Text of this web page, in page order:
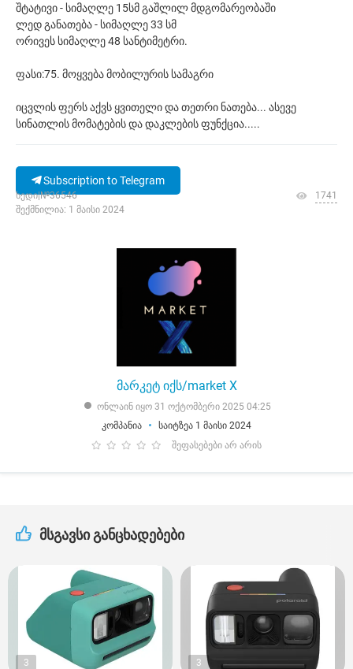
შტატივი - სიმაღლე 15სმ გაშლილ მდგომარეობაში
ლედ განათება - სიმაღლე 33 სმ
ორივეს სიმაღლე 48 სანტიმეტრი.
ფასი:75. მოყვება მობილურის სამაგრი
იცვლის ფერს აქვს ყვითელი და თეთრი ნათება... ასევე
სინათლის მომატების და დაკლების ფუნქცია.....
Subscription to Telegram
ხედი|№36546
შექმნილია: 1 მაისი 2024
1741
მარკეტ იქს/market X
ონლაინ იყო 31 ოქტომბერი 2025 04:25
კომპანია
საიტზეა 1 მაისი 2024
შეფასებები არ არის
მსგავსი განცხადებები
3 3